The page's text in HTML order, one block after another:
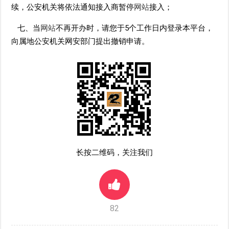
续，公安机关将依法通知接入商暂停网站接入；
七、当网站不再开办时，请您于5个工作日内登录本平台，
向属地公安机关网安部门提出撤销申请。
长按二维码，关注我们
82